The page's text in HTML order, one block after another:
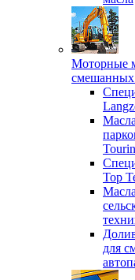
Моторные
смешанных
Top
для